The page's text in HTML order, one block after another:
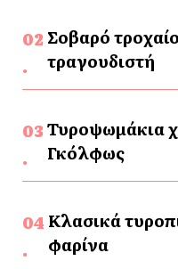
Σοβαρό
τραγουδιστή
Τυροψωμάκια
Γκόλφως
Κλασικά
φαρίνα